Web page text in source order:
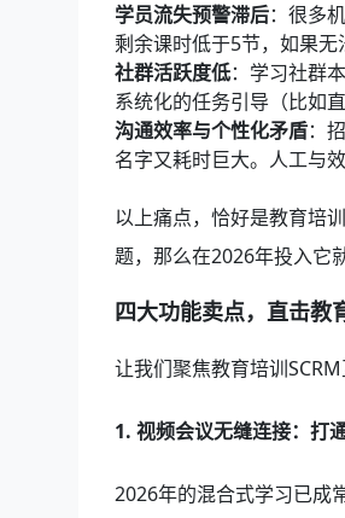
学员流失预警滞后：很多
剩余课时低于5节，如果无
社群活跃度低：学习社群
系统化的任务引导（比如
沟通效率与个性化矛盾：
名字又耗时巨大。人工与
以上痛点，恰好是教育培
题，那么在2026年投入它
四大功能卖点，直击教
让我们聚焦教育培训
1. 视频会议无缝连接：打
2026年的混合式学习已成